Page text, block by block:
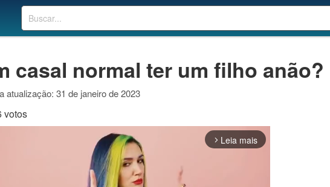
Buscar
casal normal ter um filho anão?
atualização: 31 de janeiro de 2023
votos
arrow_forward_ios Leia mais